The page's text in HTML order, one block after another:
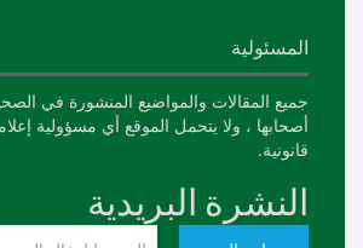
المسئولية
جميع المقالات والمواضيع المنشورة في
أصحابها ، ولا يتحمل الموقع أي مسؤولية
قانونية.
النشرة البريدية